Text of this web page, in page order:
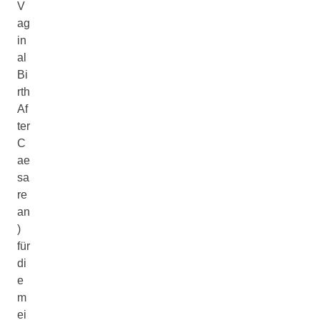
V
ag
in
al
Bi
rth
Af
ter
C
ae
sa
re
an
)
für
di
e
m
ei